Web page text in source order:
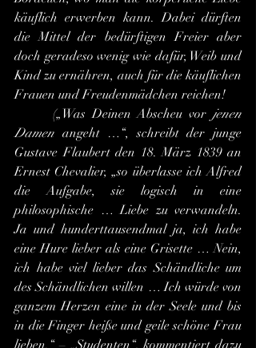
käuflich erwerben kann. Dabei dürften
die Mittel der bedürftigen Freier aber
doch geradeso wenig wie dafür, Weib und
Kind zu ernähren, auch für die käuflichen
Frauen und Freudenmädchen reichen!
(„Was Deinen Abscheu vor jenen
Damen angeht …“, schreibt der junge
Gustave Flaubert den 18. März 1839 an
Ernest Chevalier, „so überlasse ich Alfred
die Aufgabe, sie logisch in eine
philosophische … Liebe zu verwandeln.
Ja und hunderttausendmal ja, ich habe
eine Hure lieber als eine Grisette … Nein,
ich habe viel lieber das Schändliche um
des Schändlichen willen … Ich würde von
ganzem Herzen eine in der Seele und bis
in die Finger heiße und geile schöne Frau
lieben.“ – „Studenten“, kommentiert dazu